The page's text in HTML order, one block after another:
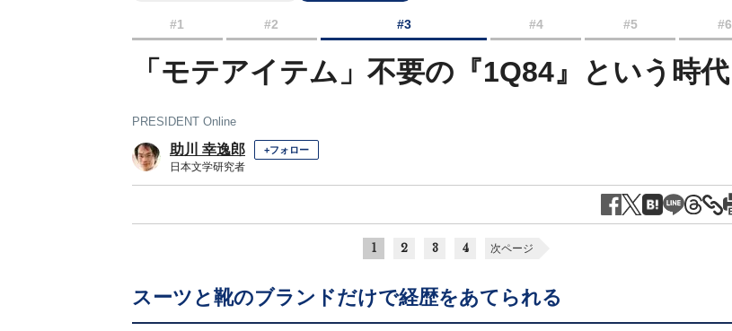
#1 #2 #3 #4 #5 #6
「モテアイテム」不要の『1Q84』という時代
PRESIDENT Online
助川 幸逸郎 +フォロー
日本文学研究者
1 2 3 4 次ページ
スーツと靴のブランドだけで経歴をあてられる